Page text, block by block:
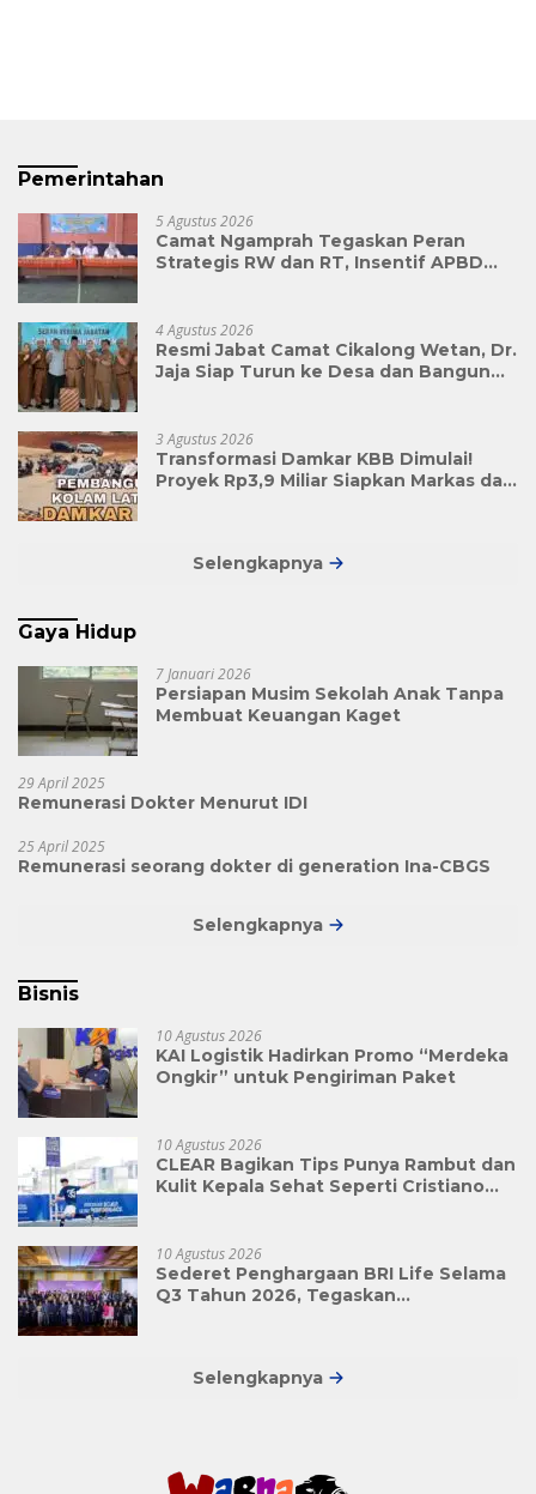
Pemerintahan
5 Agustus 2026
Camat Ngamprah Tegaskan Peran
Strategis RW dan RT, Insentif APBD
4 Agustus 2026
Resmi Jabat Camat Cikalong Wetan, Dr.
Jaja Siap Turun ke Desa dan Bangun
3 Agustus 2026
Transformasi Damkar KBB Dimulai!
Proyek Rp3,9 Miliar Siapkan Markas dan
Selengkapnya
Gaya Hidup
7 Januari 2026
Persiapan Musim Sekolah Anak Tanpa
Membuat Keuangan Kaget
29 April 2025
Remunerasi Dokter Menurut IDI
25 April 2025
Remunerasi seorang dokter di generation Ina-CBGS
Selengkapnya
Bisnis
10 Agustus 2026
KAI Logistik Hadirkan Promo “Merdeka
Ongkir” untuk Pengiriman Paket
10 Agustus 2026
CLEAR Bagikan Tips Punya Rambut dan
Kulit Kepala Sehat Seperti Cristiano
10 Agustus 2026
Sederet Penghargaan BRI Life Selama
Q3 Tahun 2026, Tegaskan
Selengkapnya